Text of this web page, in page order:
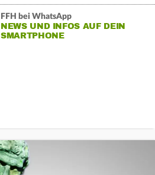
FFH bei WhatsApp
NEWS UND INFOS AUF DEIN
SMARTPHONE